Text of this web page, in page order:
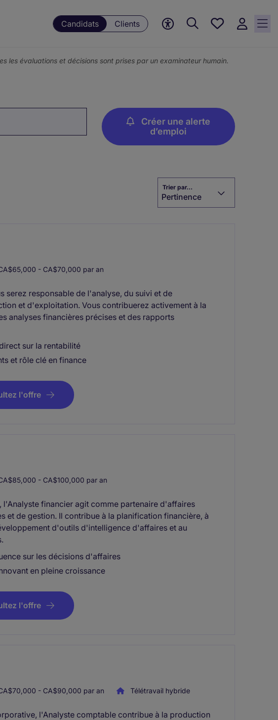
Candidats Clients
Mes
saved
les évaluations et décisions sont prises par un examinateur humain.
Créer une alerte
d’emploi
Trier par...
Pertinence
- CA$70,000 par an
serez responsable de l'analyse, du suivi et de
et d'exploitation. Vous contribuerez activement à la
analyses financières précises et des rapports
sur la rentabilité
et rôle clé en finance
l'offre
- CA$100,000 par an
l'Analyste financier agit comme partenaire d'affaires
et de gestion. Il contribue à la planification financière, à
d'outils d'intelligence d'affaires et au
sur les décisions d'affaires
en pleine croissance
l'offre
- CA$90,000 par an Télétravail hybride
l'Analyste comptable contribue à la production